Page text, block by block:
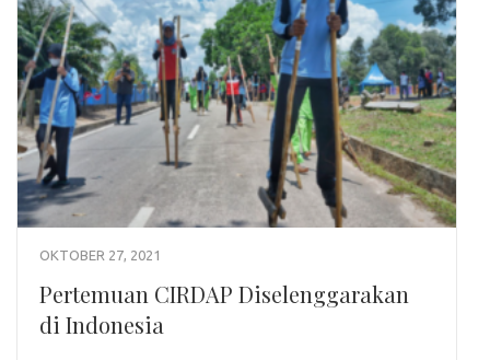
OKTOBER 27, 2021
Pertemuan CIRDAP Diselenggarakan
di Indonesia